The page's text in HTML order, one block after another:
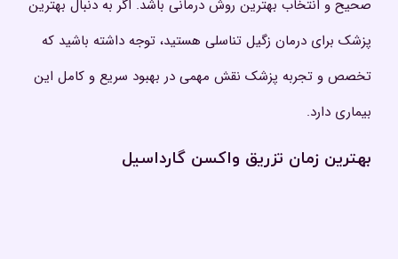
صحیح و انتخاب بهترین روش درمانی باشد. اگر به دنبال بهترین
پزشک برای درمان زگیل تناسلی هستید، توجه داشته باشید که
تخصص و تجربه پزشک نقش مهمی در بهبود سریع و کامل این
بیماری دارد.
بهترین زمان تزریق واکسن گارداسیل